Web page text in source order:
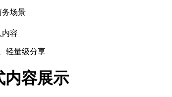
务场景
容
轻量级分享
内容展示